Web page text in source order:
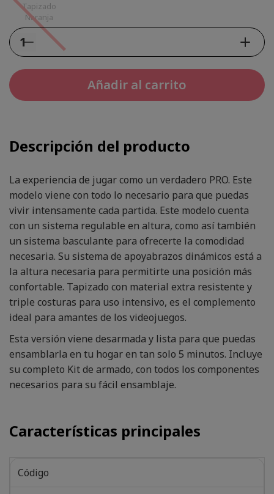
Tapizado
Naranja
Añadir al carrito
Descripción del producto
La experiencia de jugar como un verdadero PRO. Este
modelo viene con todo lo necesario para que puedas
vivir intensamente cada partida. Este modelo cuenta
con un sistema regulable en altura, como así también
un sistema basculante para ofrecerte la comodidad
necesaria. Su sistema de apoyabrazos dinámicos está a
la altura necesaria para permitirte una posición más
confortable. Tapizado con material extra resistente y
triple costuras para uso intensivo, es el complemento
ideal para amantes de los videojuegos.
Esta versión viene desarmada y lista para que puedas
ensamblarla en tu hogar en tan solo 5 minutos. Incluye
su completo Kit de armado, con todos los componentes
necesarios para su fácil ensamblaje.
Características principales
Código